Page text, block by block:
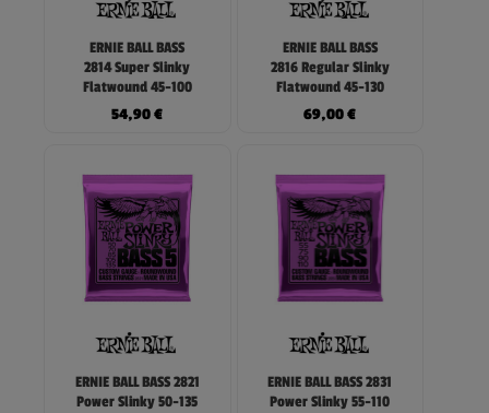
ERNIE BALL BASS
2814 Super Slinky
Flatwound 45-100
54,90€
ERNIE BALL BASS
2816 Regular Slinky
Flatwound 45-130
69,00€
ERNIE BALL BASS 2821
Power Slinky 50-135
ERNIE BALL BASS 2831
Power Slinky 55-110